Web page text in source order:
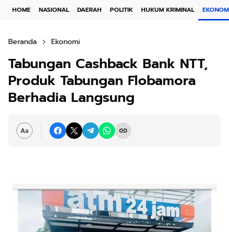
HOME NASIONAL DAERAH POLITIK HUKUM KRIMINAL
Beranda Ekonomi
Tabungan Cashback Bank NTT,
Produk Tabungan Flobamora
Berhadia Langsung